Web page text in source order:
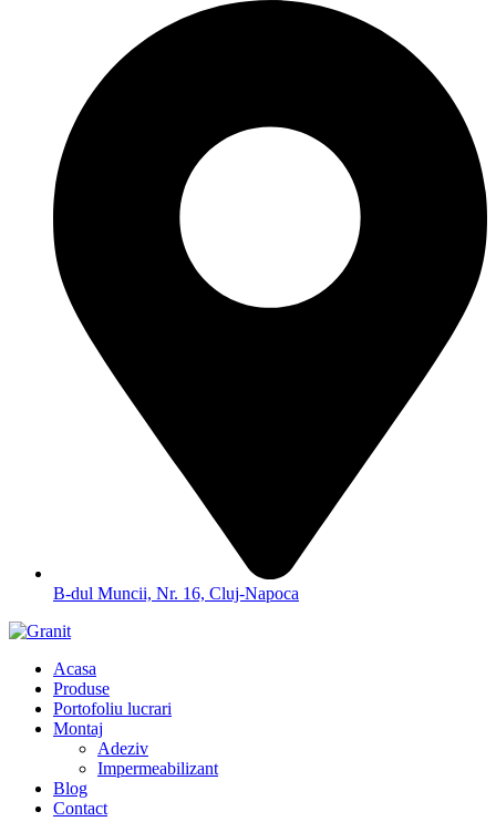
B-dul Muncii, Nr. 16, Cluj-Napoca
Acasa
Produse
Portofoliu lucrari
Montaj
Adeziv
Impermeabilizant
Blog
Contact